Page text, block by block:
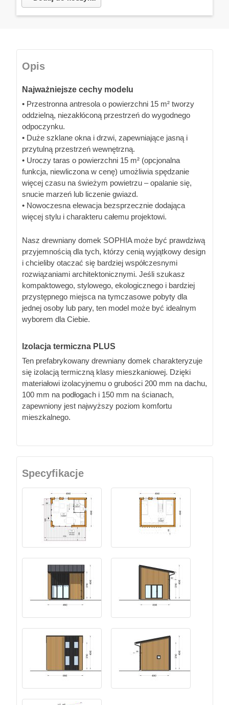
Opis
Najważniejsze cechy modelu
• Przestronna antresola o powierzchni 15 m² tworzy
oddzielną, niezakłóconą przestrzeń do wygodnego
odpoczynku.
• Duże szklane okna i drzwi, zapewniające jasną i
przytulną przestrzeń wewnętrzną.
• Uroczy taras o powierzchni 15 m² (opcjonalna
funkcja, niewliczona w cenę) umożliwia spędzanie
więcej czasu na świeżym powietrzu – opalanie się,
snucie marzeń lub liczenie gwiazd.
• Nowoczesna elewacja bezsprzecznie dodająca
więcej stylu i charakteru całemu projektowi.
Nasz drewniany domek SOPHIA może być prawdziwą
przyjemnością dla tych, którzy cenią wyjątkowy design
i chcieliby otaczać się bardziej współczesnymi
rozwiązaniami architektonicznymi. Jeśli szukasz
kompaktowego, stylowego, ekologicznego i bardziej
przystępnego miejsca na tymczasowe pobyty dla
jednej osoby lub pary, ten model może być idealnym
wyborem dla Ciebie.
Izolacja termiczna PLUS
Ten prefabrykowany drewniany domek charakteryzuje
się izolacją termiczną klasy mieszkaniowej. Dzięki
materiałowi izolacyjnemu o grubości 200 mm na dachu,
100 mm na podłogach i 150 mm na ścianach,
zapewniony jest najwyższy poziom komfortu
mieszkalnego.
Specyfikacje